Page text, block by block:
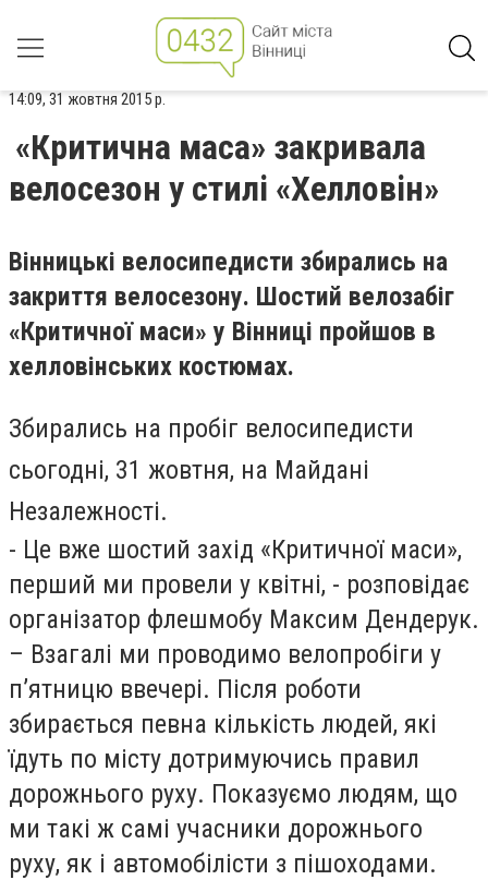
14:09, 31 жовтня 2015 р.
«Критична маса» закривала
велосезон у стилі «Хелловін»
Вінницькі велосипедисти збирались на
закриття велосезону. Шостий велозабіг
«Критичної маси» у Вінниці пройшов в
хелловінських костюмах.
Збирались на пробіг велосипедисти
сьогодні, 31 жовтня, на Майдані
Незалежності.
- Це вже шостий захід «Критичної маси»,
перший ми провели у квітні, - розповідає
організатор флешмобу Максим Дендерук.
– Взагалі ми проводимо велопробіги у
п’ятницю ввечері. Після роботи
збирається певна кількість людей, які
їдуть по місту дотримуючись правил
дорожнього руху. Показуємо людям, що
ми такі ж самі учасники дорожнього
руху, як і автомобілісти з пішоходами.